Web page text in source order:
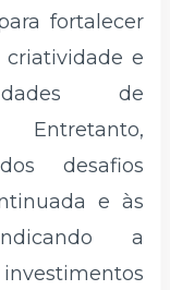
fortalecer
criatividade e
de
Entretanto,
desafios
e às
a